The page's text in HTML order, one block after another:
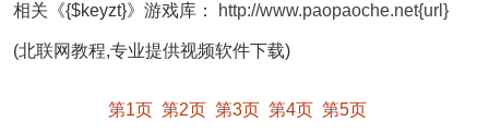
相关《{$keyzt}》游戏库： http://www.paopaoche.net{url}
(北联网教程,专业提供视频软件下载)
第1页 第2页 第3页 第4页 第5页